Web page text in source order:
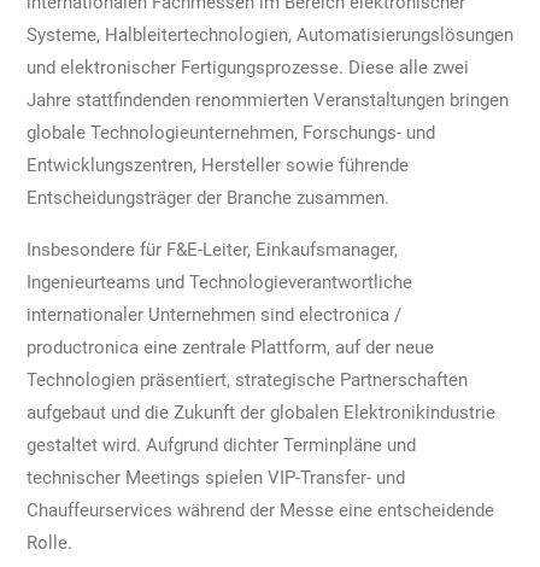
Systeme, Halbleitertechnologien, Automatisierungslösungen
und elektronischer Fertigungsprozesse. Diese alle zwei
Jahre stattfindenden renommierten Veranstaltungen bringen
globale Technologieunternehmen, Forschungs- und
Entwicklungszentren, Hersteller sowie führende
Entscheidungsträger der Branche zusammen.
Insbesondere für F&E-Leiter, Einkaufsmanager,
Ingenieurteams und Technologieverantwortliche
internationaler Unternehmen sind electronica /
productronica eine zentrale Plattform, auf der neue
Technologien präsentiert, strategische Partnerschaften
aufgebaut und die Zukunft der globalen Elektronikindustrie
gestaltet wird. Aufgrund dichter Terminpläne und
technischer Meetings spielen VIP-Transfer- und
Chauffeurservices während der Messe eine entscheidende
Rolle.